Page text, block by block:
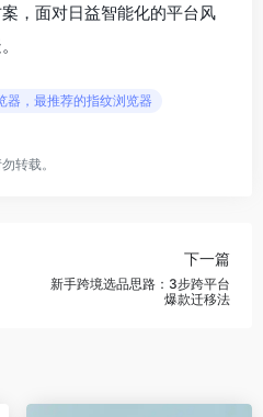
，面对日益智能化的平台风
器，最推荐的指纹浏览器
转载。
下一篇
新手跨境选品思路：3步跨平台
爆款迁移法